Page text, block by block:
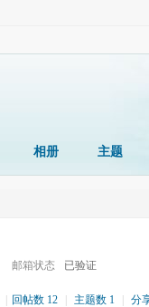
相册 主题
邮箱状态 已验证
回帖数 12 主题数 1 分